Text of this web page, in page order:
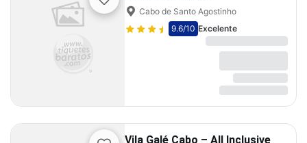
Cabo de Santo Agostinho
9.6/10 Excelente
Vila Galé Cabo – All Inclusive